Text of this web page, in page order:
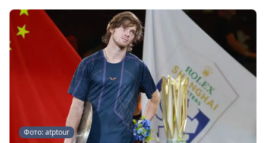
Фото: atptour